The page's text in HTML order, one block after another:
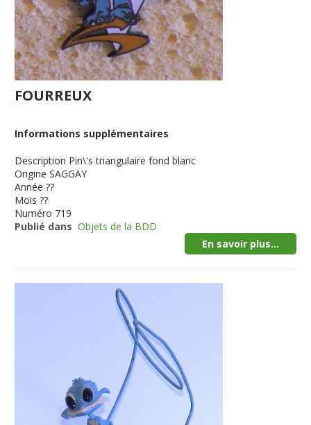
FOURREUX
Informations supplémentaires
Description Pin\'s triangulaire fond blanc
Origine SAGGAY
Année ??
Mois ??
Numéro 719
Publié dans Objets de la BDD
En savoir plus...